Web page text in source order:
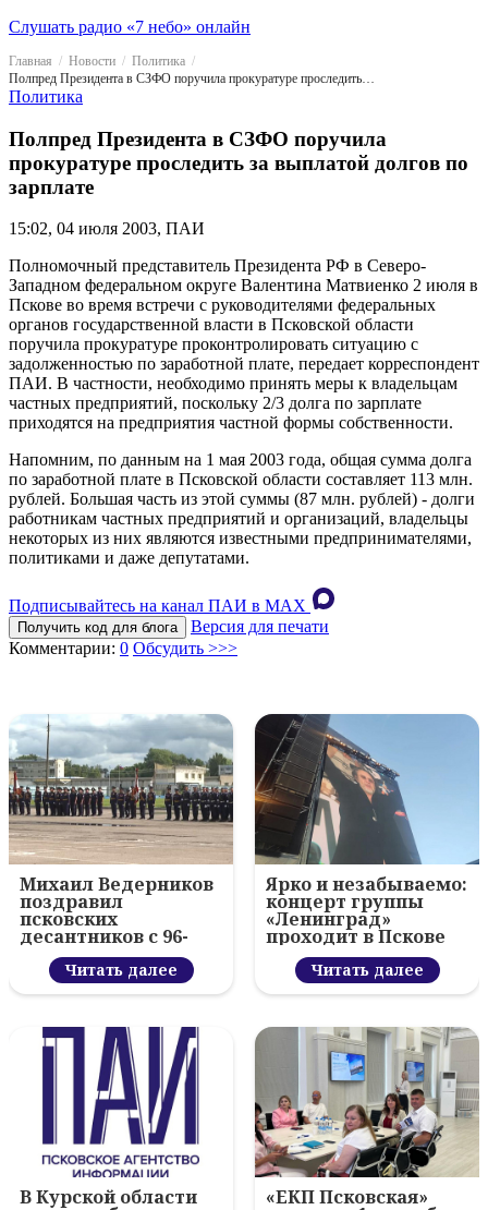
Слушать радио «7 небо» онлайн
Главная Новости
Политика
Полпред Президента в СЗФО поручила прокуратуре проследить за выплатой долгов по зарплате
Политика
Полпред Президента в СЗФО поручила
прокуратуре проследить за выплатой долгов по
зарплате
15:02, 04 июля 2003, ПАИ
Полномочный представитель Президента РФ в Северо-
Западном федеральном округе Валентина Матвиенко 2 июля в
Пскове во время встречи с руководителями федеральных
органов государственной власти в Псковской области
поручила прокуратуре проконтролировать ситуацию с
задолженностью по заработной плате, передает корреспондент
ПАИ. В частности, необходимо принять меры к владельцам
частных предприятий, поскольку 2/3 долга по зарплате
приходятся на предприятия частной формы собственности.
Напомним, по данным на 1 мая 2003 года, общая сумма долга
по заработной плате в Псковской области составляет 113 млн.
рублей. Большая часть из этой суммы (87 млн. рублей) - долги
работникам частных предприятий и организаций, владельцы
некоторых из них являются известными предпринимателями,
политиками и даже депутатами.
Подписывайтесь на канал ПАИ в MAХ
Получить код для блога
Версия для печати
Комментарии: 0 Обсудить >>>
Михаил Ведерников
поздравил
псковских
десантников с 96-
летием ВДВ и
вручил награды
Читать далее
Ярко и незабываемо:
концерт группы
«Ленинград»
проходит в Пскове
Читать далее
В Курской области «ЕКП Псковская»